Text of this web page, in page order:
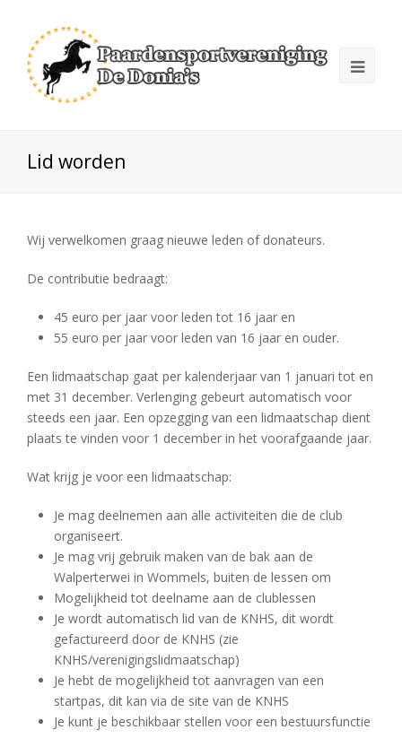
Lid worden
Wij verwelkomen graag nieuwe leden of donateurs.
De contributie bedraagt:
45 euro per jaar voor leden tot 16 jaar en
55 euro per jaar voor leden van 16 jaar en ouder.
Een lidmaatschap gaat per kalenderjaar van 1 januari tot en
met 31 december. Verlenging gebeurt automatisch voor
steeds een jaar. Een opzegging van een lidmaatschap dient
plaats te vinden voor 1 december in het voorafgaande jaar.
Wat krijg je voor een lidmaatschap:
Je mag deelnemen aan alle activiteiten die de club
organiseert.
Je mag vrij gebruik maken van de bak aan de
Walperterwei in Wommels, buiten de lessen om
Mogelijkheid tot deelname aan de clublessen
Je wordt automatisch lid van de KNHS, dit wordt
gefactureerd door de KNHS (zie
KNHS/verenigingslidmaatschap)
Je hebt de mogelijkheid tot aanvragen van een
startpas, dit kan via de site van de KNHS
Je kunt je beschikbaar stellen voor een bestuursfunctie